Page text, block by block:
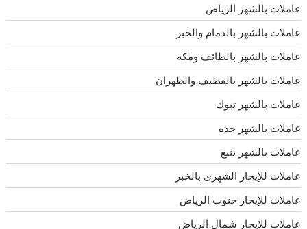
عاملات بالشهر الرياض
عاملات بالشهر بالدمام والخبر
عاملات بالشهر بالطائف ومكة
عاملات بالشهر بالقطيف والظهران
عاملات بالشهر تبوك
عاملات بالشهر جده
عاملات بالشهر ينبع
عاملات للإيجار الشهرى بالخبر
عاملات للإيجار جنوب الرياض
عاملات للإيجار شمال الرياض